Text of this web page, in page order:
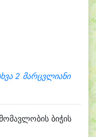
2 მარცვლიანი
ბიჭის